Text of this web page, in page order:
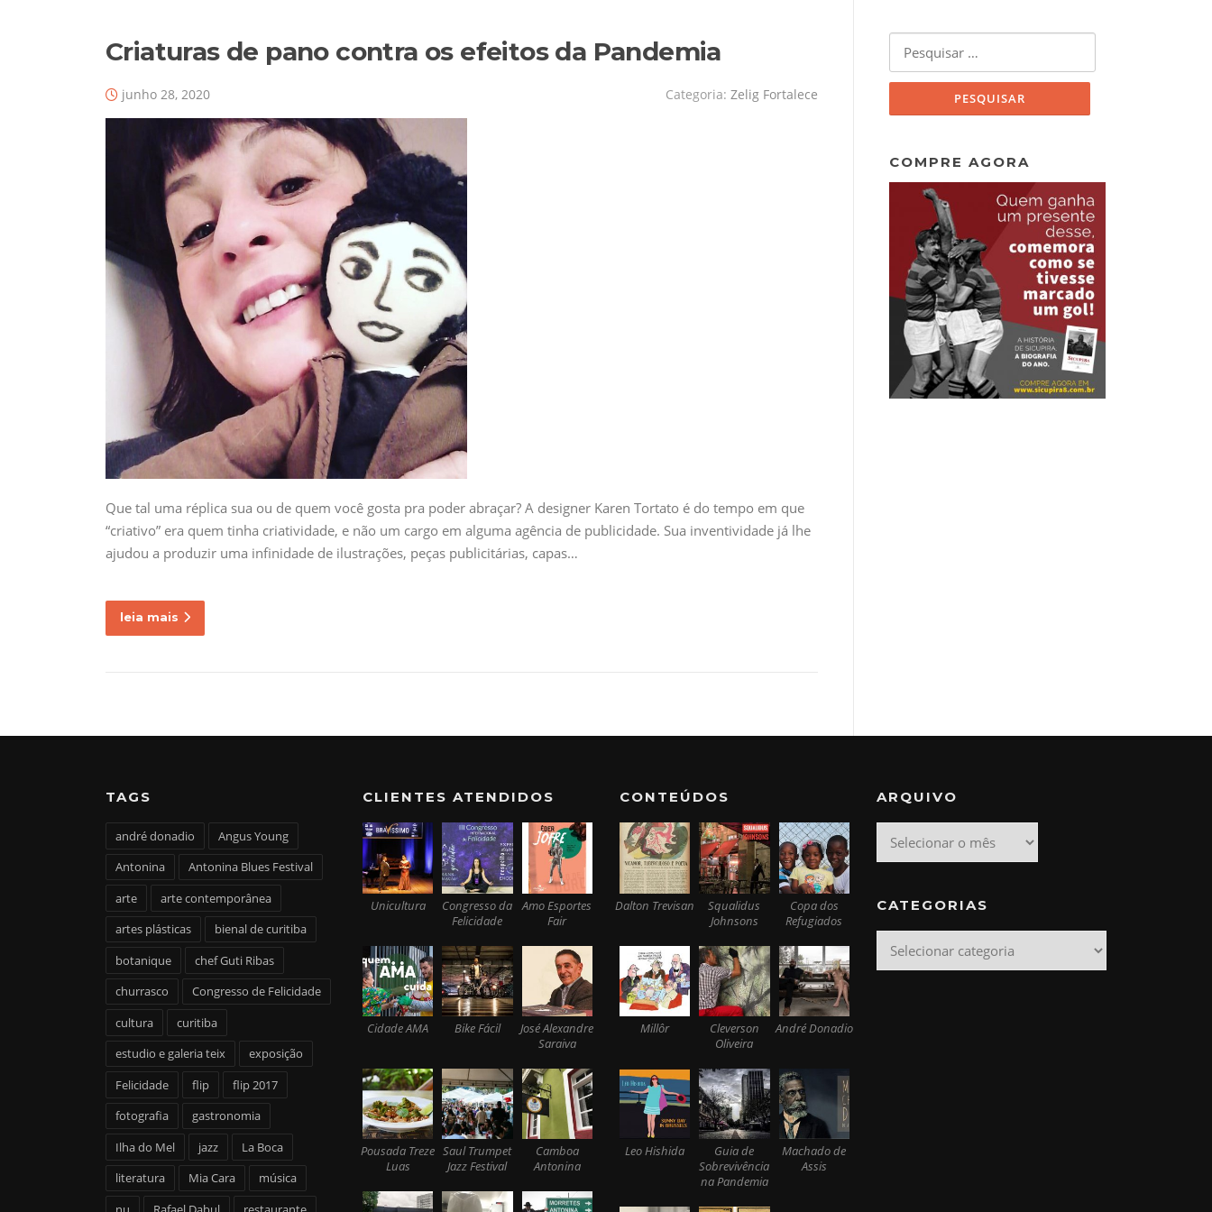
Criaturas de pano contra os efeitos da Pandemia
junho 28, 2020 Categoria: Zelig Fortalece
Que tal uma réplica sua ou de quem você gosta pra poder abraçar? A designer Karen Tortato é do tempo em que
“criativo” era quem tinha criatividade, e não um cargo em alguma agência de publicidade. Sua inventividade já lhe
ajudou a produzir uma infinidade de ilustrações, peças publicitárias, capas…
leia mais
COMPRE AGORA
TAGS
andré donadio
Angus Young
Antonina
Antonina Blues Festival
arte
arte contemporânea
artes plásticas
bienal de curitiba
botanique
chef Guti Ribas
churrasco
Congresso de Felicidade
cultura
curitiba
estudio e galeria teix
exposição
Felicidade
flip
flip 2017
fotografia
gastronomia
Ilha do Mel
jazz
La Boca
literatura
Mia Cara
música
CLIENTES ATENDIDOS
Unicultura
Congresso da
Felicidade
Amo Esportes
Fair
Cidade AMA Bike Fácil
José Alexandre
Saraiva
Pousada Treze
Luas
Saul Trumpet
Jazz Festival
Camboa
Antonina
CONTEÚDOS
Dalton Trevisan
Squalidus
Johnsons
Copa dos
Refugiados
Millôr
Cleverson
Oliveira
André Donadio
Leo Hishida
Guia de
Sobrevivência
na Pandemia
Machado de
Assis
ARQUIVO
CATEGORIAS